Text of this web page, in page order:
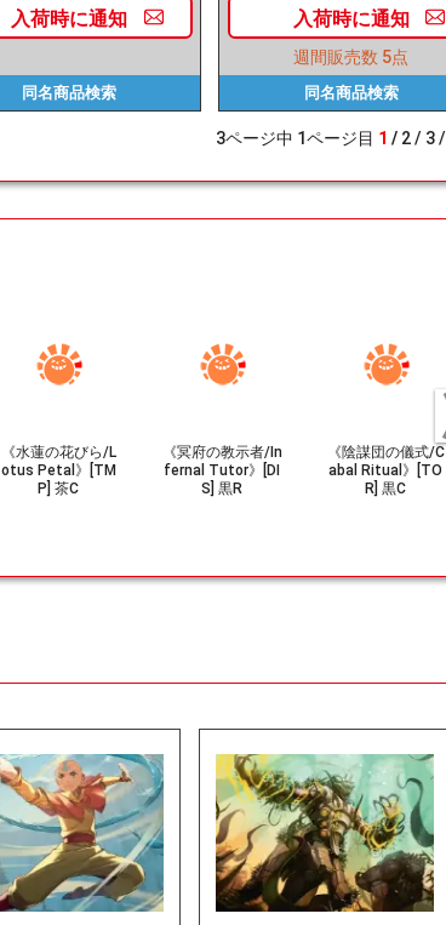
入荷時に通知
同名商品検索
入荷時に通知
週間販売数 5点
同名商品検索
3ページ中 1ページ目 1 2 3
《水蓮の花びら/L
otus Petal》[TM
P] 茶C
《冥府の教示者/In
fernal Tutor》[DI
S] 黒R
《陰謀団の儀式/C
abal Ritual》[TO
R] 黒C